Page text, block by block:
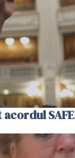
SAFE